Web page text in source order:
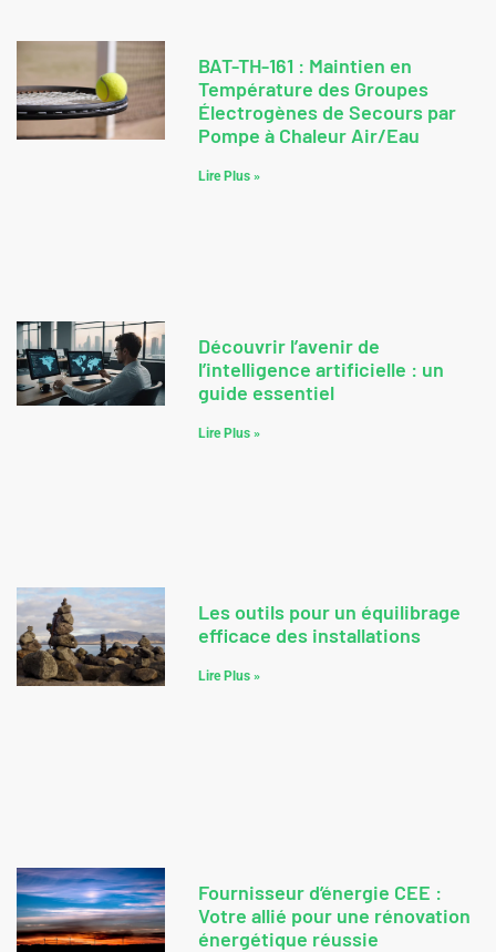
BAT-TH-161 : Maintien en
Température des Groupes
Électrogènes de Secours par
Pompe à Chaleur Air/Eau
Lire Plus »
Découvrir l’avenir de
l’intelligence artificielle : un
guide essentiel
Lire Plus »
Les outils pour un équilibrage
efficace des installations
Lire Plus »
Fournisseur d’énergie CEE :
Votre allié pour une rénovation
énergétique réussie